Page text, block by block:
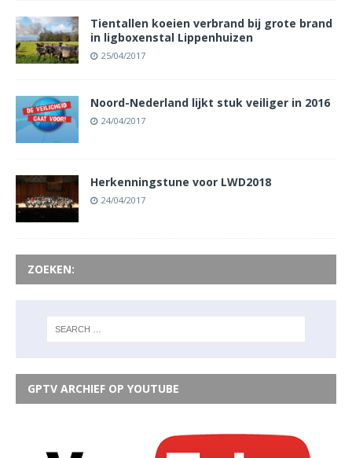
Tientallen koeien verbrand bij grote brand
in ligboxenstal Lippenhuizen
25/04/2017
Noord-Nederland lijkt stuk veiliger in 2016
24/04/2017
Herkenningstune voor LWD2018
24/04/2017
ZOEKEN:
GPTV ARCHIEF OP YOUTUBE